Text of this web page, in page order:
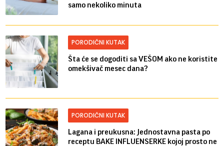
samo nekoliko minuta
PORODIČNI KUTAK
Šta će se dogoditi sa VEŠOM ako ne koristite
omekšivač mesec dana?
PORODIČNI KUTAK
Lagana i preukusna: Jednostavna pasta po
receptu BAKE INFLUENSERKE kojoj prosto ne